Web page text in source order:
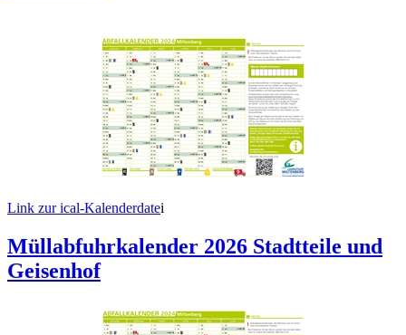
Link zur ical-Kalenderdatei
Müllabfuhrkalender 2026 Stadtteile und
Geisenhof